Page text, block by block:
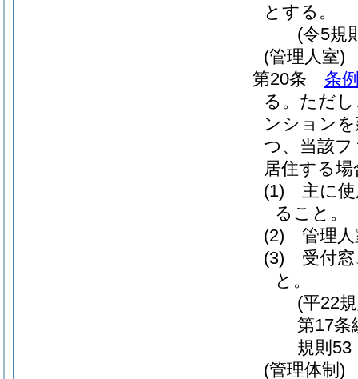
とする。
(令5規
(管理人室)
第20条
条
る。 ただ
ンション
つ、当該
居住する
(1)
主に
ること。
(2)
管理
(3)
受付
と。
(平22
第17条
規則53
(管理体制)